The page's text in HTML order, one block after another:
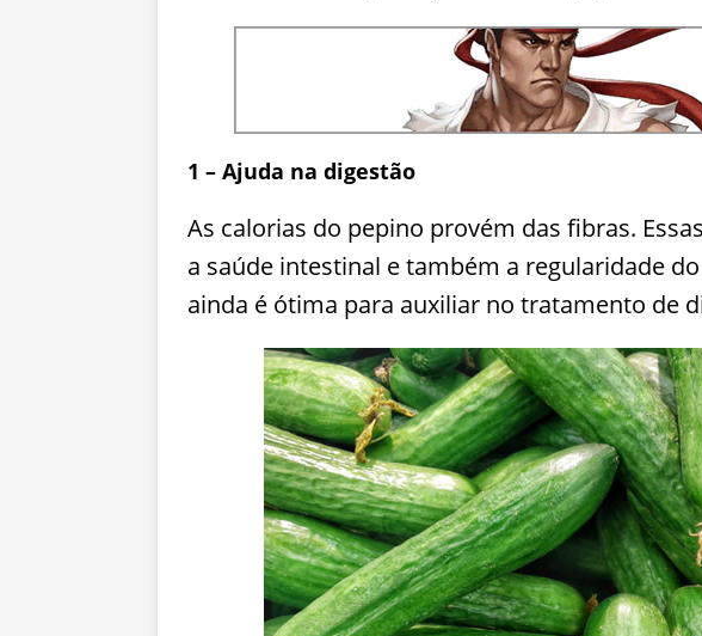
1 – Ajuda na digestão
As calorias do pepino provém das fibras.
a saúde intestinal e também a regularidade
ainda é ótima para auxiliar no tratamento de